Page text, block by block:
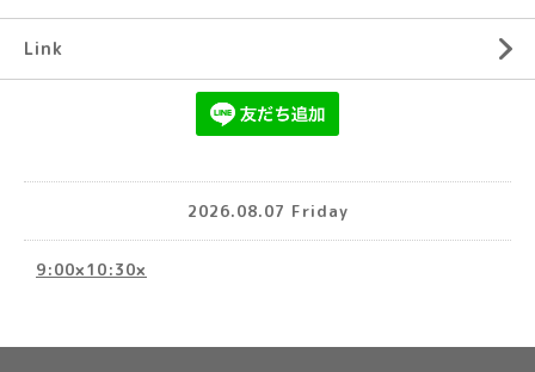
Link
2026.08.07 Friday
9:00×10:30×